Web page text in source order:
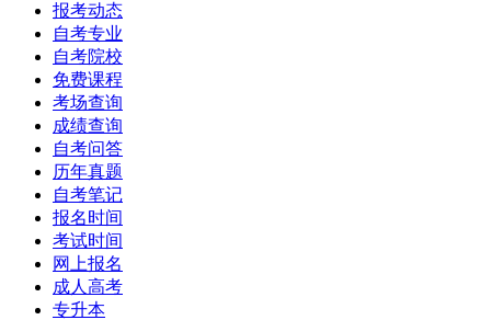
报考动态
自考专业
自考院校
免费课程
考场查询
成绩查询
自考问答
历年真题
自考笔记
报名时间
考试时间
网上报名
成人高考
专升本